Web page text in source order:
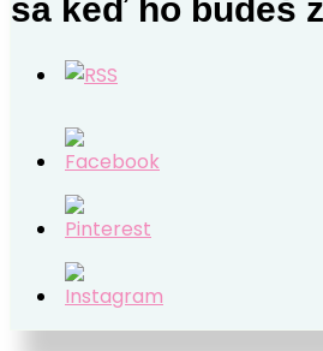
sa keď ho budeš